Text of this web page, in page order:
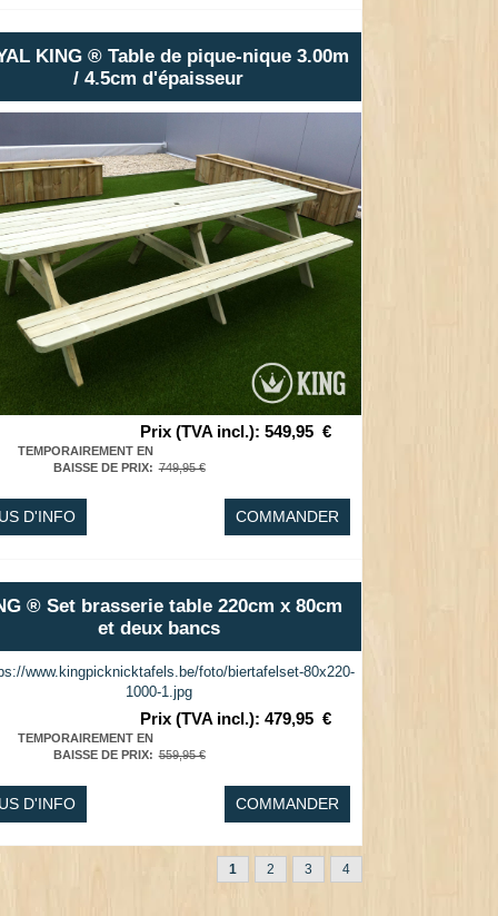
KING ® Table de pique-nique 3.00m
/ 4.5cm d'épaisseur
Prix (TVA incl.): 549,95 €
TEMPORAIREMENT EN
BAISSE DE PRIX: 749,95 €
D'INFO COMMANDER
® Set brasserie table 220cm x 80cm
et deux bancs
Prix (TVA incl.): 479,95 €
TEMPORAIREMENT EN
BAISSE DE PRIX: 559,95 €
D'INFO COMMANDER
1 2 3 4